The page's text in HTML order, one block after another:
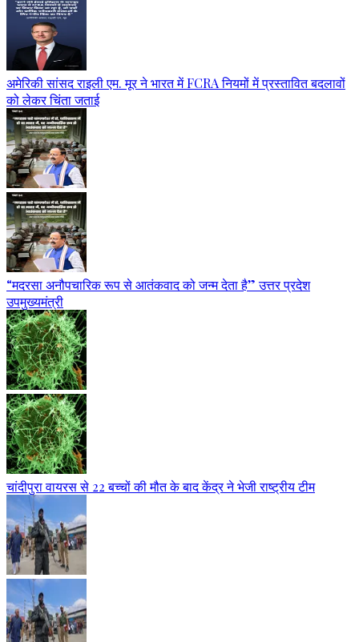
अमेरिकी सांसद राइली एम. मूर ने भारत में FCRA नियमों में प्रस्तावित बदलावों
को लेकर चिंता जताई
“मदरसा अनौपचारिक रूप से आतंकवाद को जन्म देता है” उत्तर प्रदेश
उपमुख्यमंत्री
चांदीपुरा वायरस से 22 बच्चों की मौत के बाद केंद्र ने भेजी राष्ट्रीय टीम